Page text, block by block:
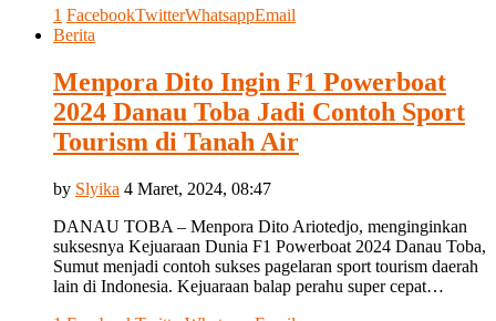
1 FacebookTwitterWhatsappEmail
Berita
Menpora Dito Ingin F1 Powerboat
2024 Danau Toba Jadi Contoh Sport
Tourism di Tanah Air
by Slyika 4 Maret, 2024, 08:47
DANAU TOBA – Menpora Dito Ariotedjo, menginginkan
suksesnya Kejuaraan Dunia F1 Powerboat 2024 Danau Toba,
Sumut menjadi contoh sukses pagelaran sport tourism daerah
lain di Indonesia. Kejuaraan balap perahu super cepat…